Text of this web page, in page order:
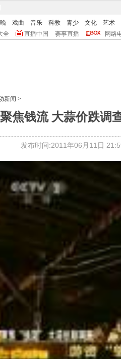
戏曲 音乐 科教 青少 文化
艺术
全 直播中国 赛事直播 网络
新闻 >
焦钱流 大蒜价跌调
发布时间:2011年06月11日